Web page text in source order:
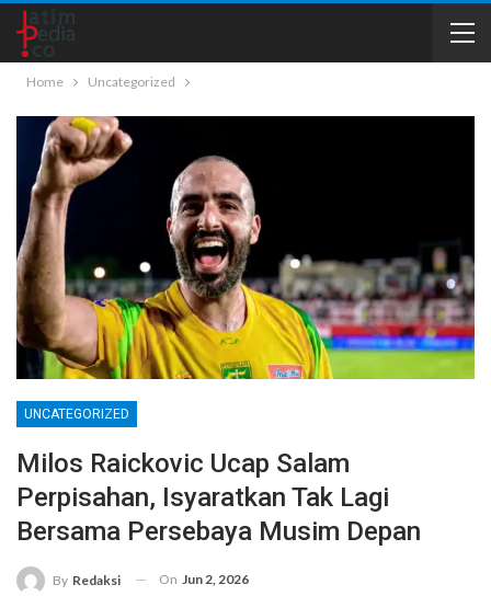
Home Uncategorized
UNCATEGORIZED
Milos Raickovic Ucap Salam
Perpisahan, Isyaratkan Tak Lagi
Bersama Persebaya Musim Depan
By Redaksi On Jun 2, 2026